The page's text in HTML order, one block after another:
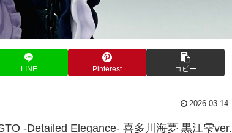
LINE Pinterest コピー
2026.03.14
-Detailed Elegance- 喜多川海夢 黒江雫ver.